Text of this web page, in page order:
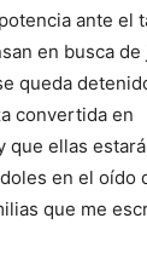
ante el
en busca de
queda
convertida en
que ellas
en el oído
que me